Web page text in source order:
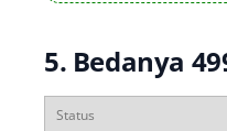
5. Bedanya